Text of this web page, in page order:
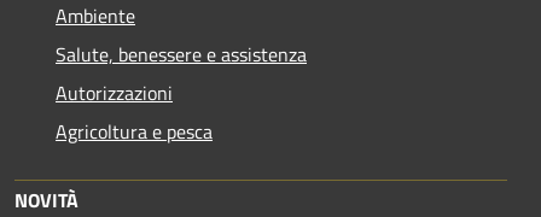
Ambiente
Salute, benessere e assistenza
Autorizzazioni
Agricoltura e pesca
NOVITÀ